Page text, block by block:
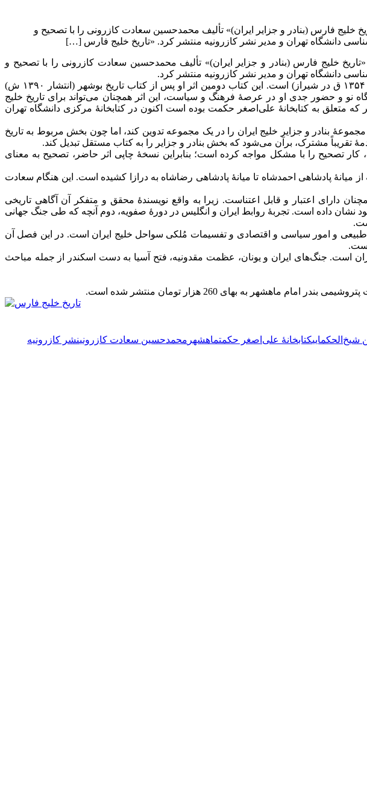
فارس (بنادر و جزایر ایران)» تألیف محمدحسین سعادت کازرونی را با تصحیح و
دانشگاه تهران و مدیر نشر کازرونیه منتشر کرد. «تاریخ خلیج فارس […]
خلیج فارس (بنادر و جزایر ایران)» تألیف محمدحسین سعادت کازرونی را با تصحیح و
دانشگاه تهران و مدیر نشر کازرونیه منتشر کرد.
«تاریخ خلیج فارس (بنادر و جزایر ایران)» تألیف محمدحسین سعادت کازرونی (زادهٔ ۱۲۸۲ ق در نجف و درگذشتهٔ ۱۳۵۴ ق در شیراز) است. این کتاب دومین اثر او پس از کتاب تاریخ بوشهر (انتشار ۱۳۹۰ ش)
نو و حضور جدی او در عرصۀ فرهنگ و سیاست، این اثر همچنان می‌تواند برای تاریخ خلیج
متعلق به کتابخانۀ علی‌اصغر حکمت بوده است اکنون در کتابخانهٔ مرکزی دانشگاه تهران
بنادر و جزایر خلیج ایران را در یک مجموعه تدوین کند، اما چون بخش مربوط به تاریخ
تقریباً مشترک، برآن می‌شود که بخش بنادر و جزایر را به کتاب مستقل تبدیل کند.
تصحیح را با مشکل مواجه کرده است؛ بنابراین نسخۀ چاپی اثر حاضر، تصحیح به معنای
پادشاهی احمدشاه تا میانۀ پادشاهی رضاشاه به درازا کشیده است. این هنگام سعادت
دارای اعتبار و قابل اعتناست. زیرا به واقع نویسندۀ محقق و متفکر آن آگاهی تاریخی
داده است. تجربۀ روابط ایران و انگلیس در دورۀ صفویه، دوم آنچه که طی جنگ جهانی
و امور سیاسی و اقتصادی و تفسیمات مُلكی سواحل خلیج ایران است. در این فصل آن
است. جنگ‌های ایران و یونان، عظمت مقدونیه، فتح آسیا به دست اسکندر از جمله مباحث
به بهای 260 هزار تومان منتشر شده است.
شیخ‌الحکماییکتابخانۀ علی‌اصغر حکمتماهشهر محمدحسین سعادت کازرونینشر کازرونیه